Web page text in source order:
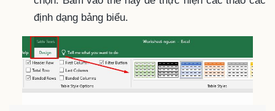
định dạng bảng biểu.